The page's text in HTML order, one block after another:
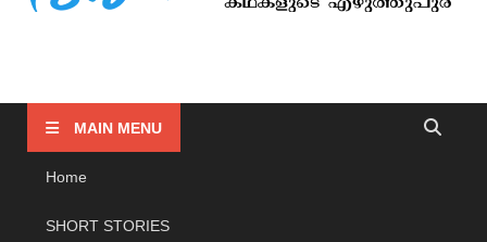
MAIN MENU
Home
SHORT STORIES